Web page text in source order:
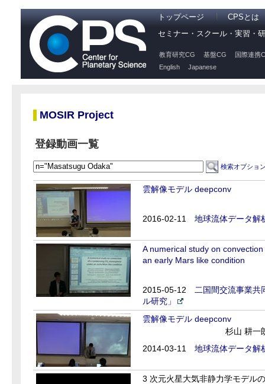
トップページ
CPSとは
セミナー・スクール・実習・
教育研究CG 基盤CG
国際連携
English
Japanese
MOSIR Project
登録動画一覧
検索オプショ
雲解像モデル deepconv
2016-02-11 地球流体データ解
A numerical study on
an early Mars like condition
2015-05-12
二国間交流事業共
ル研究」
雲解像モデル deepconv
杉山 耕一
2014-03-11
地球流体データ解
3 次元火星大気非静力学モデル